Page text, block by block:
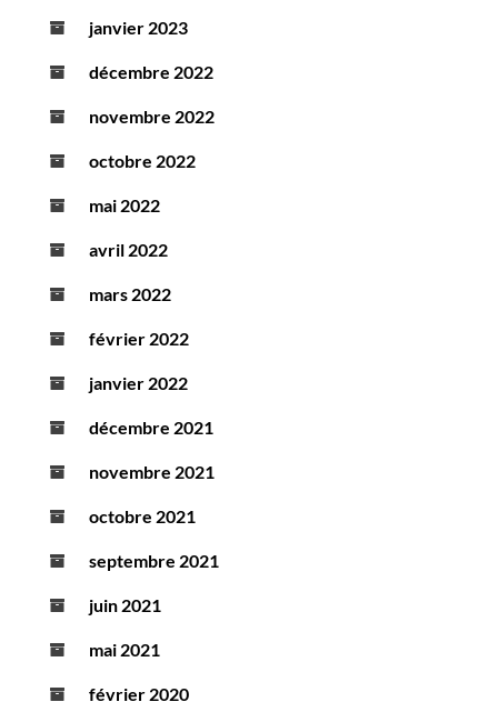
janvier 2023
décembre 2022
novembre 2022
octobre 2022
mai 2022
avril 2022
mars 2022
février 2022
janvier 2022
décembre 2021
novembre 2021
octobre 2021
septembre 2021
juin 2021
mai 2021
février 2020